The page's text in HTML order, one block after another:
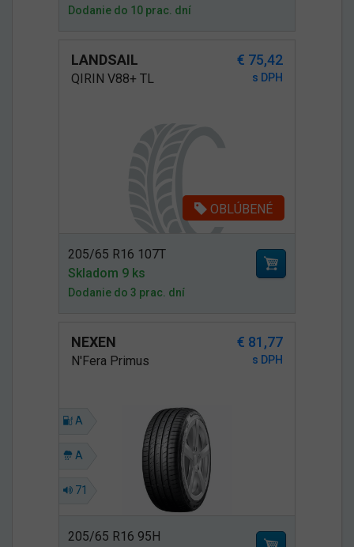
Dodanie do 10 prac. dní
LANDSAIL € 75,42
QIRIN V88+ TL s DPH
OBLÚBENÉ
205/65 R16 107T
Skladom 9 ks
Dodanie do 3 prac. dní
NEXEN € 81,77
N'Fera Primus s DPH
A
A
71
205/65 R16 95H